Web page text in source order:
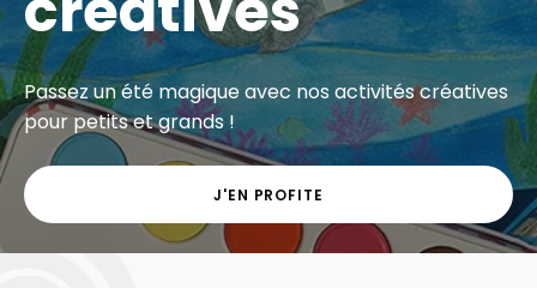
Passez un été magique avec nos activités créatives
pour petits et grands !
J'EN PROFITE